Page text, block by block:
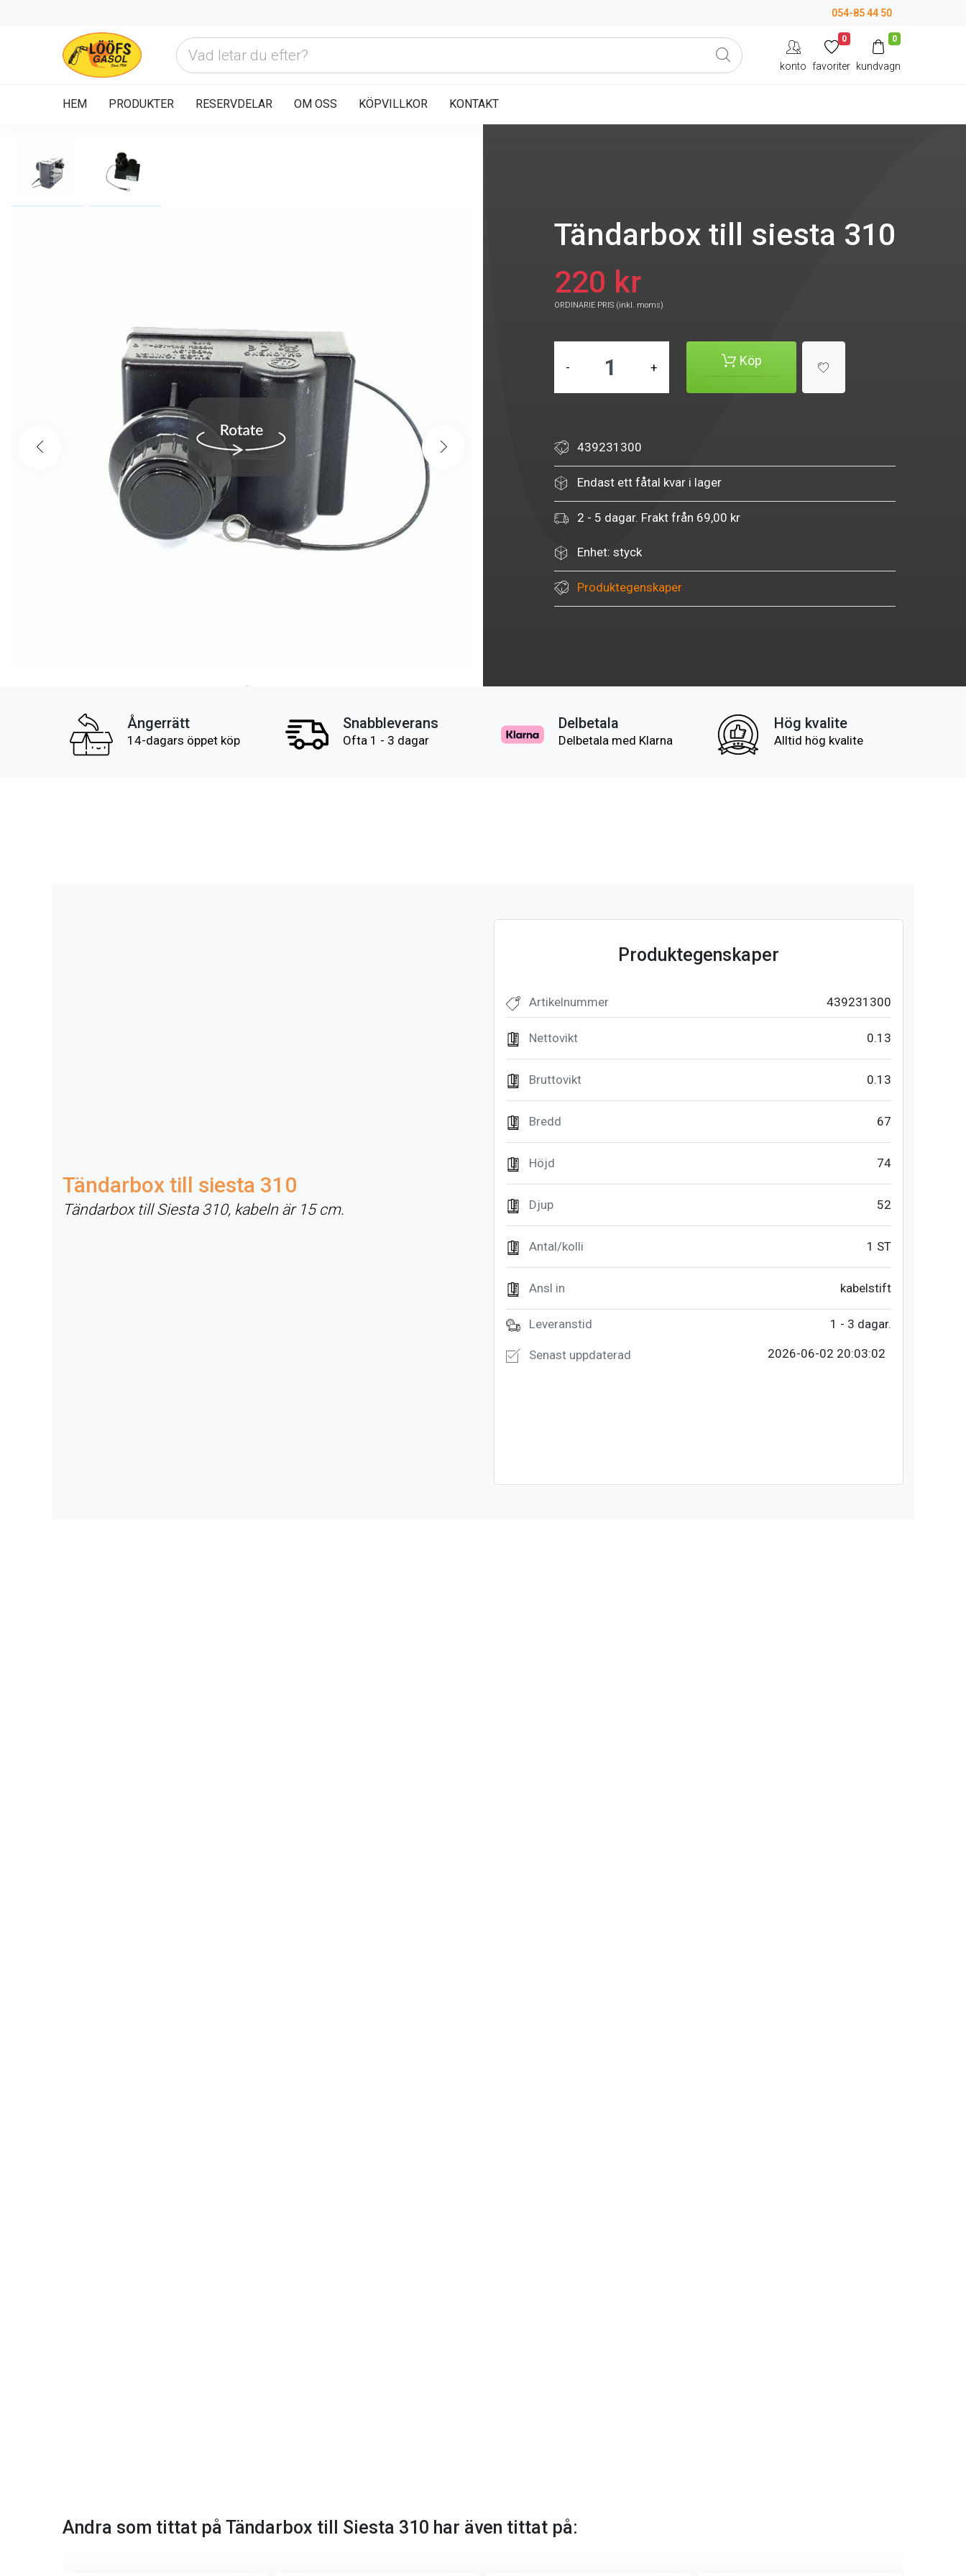
054-85 44 50
konto
0
favoriter
0
kundvagn
HEM PRODUKTER RESERVDELAR OM OSS KÖPVILLKOR KONTAKT
Tändarbox till siesta 310
220 kr
ORDINARIE PRIS (inkl. moms)
- + Köp
439231300
Endast ett fåtal kvar i lager
2 - 5 dagar. Frakt från 69,00 kr
Enhet: styck
Produktegenskaper
Ångerrätt
14-dagars öppet köp
Snabbleverans
Ofta 1 - 3 dagar
Delbetala
Delbetala med Klarna
Hög kvalite
Alltid hög kvalite
Tändarbox till siesta 310
Tändarbox till Siesta 310, kabeln är 15 cm.
Produktegenskaper
439231300
Artikelnummer
0.13
Nettovikt
0.13
Bruttovikt
67
Bredd
74
Höjd
52
Djup
1 ST
Antal/kolli
kabelstift
Ansl in
1 - 3 dagar.
Leveranstid
2026-06-02 20:03:02
Senast uppdaterad
Andra som tittat på Tändarbox till Siesta 310 har även tittat på: